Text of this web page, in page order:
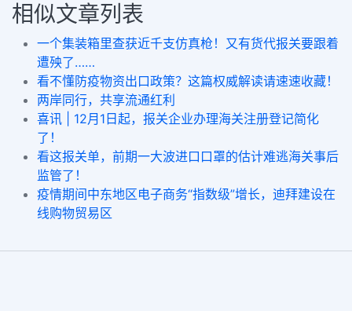
相似文章列表
一个集装箱里查获近千支仿真枪！又有货代报关要跟着
遭殃了……
看不懂防疫物资出口政策？这篇权威解读请速速收藏！
两岸同行，共享流通红利
喜讯 | 12月1日起，报关企业办理海关注册登记简化
了！
看这报关单，前期一大波进口口罩的估计难逃海关事后
监管了！
疫情期间中东地区电子商务“指数级”增长，迪拜建设在
线购物贸易区